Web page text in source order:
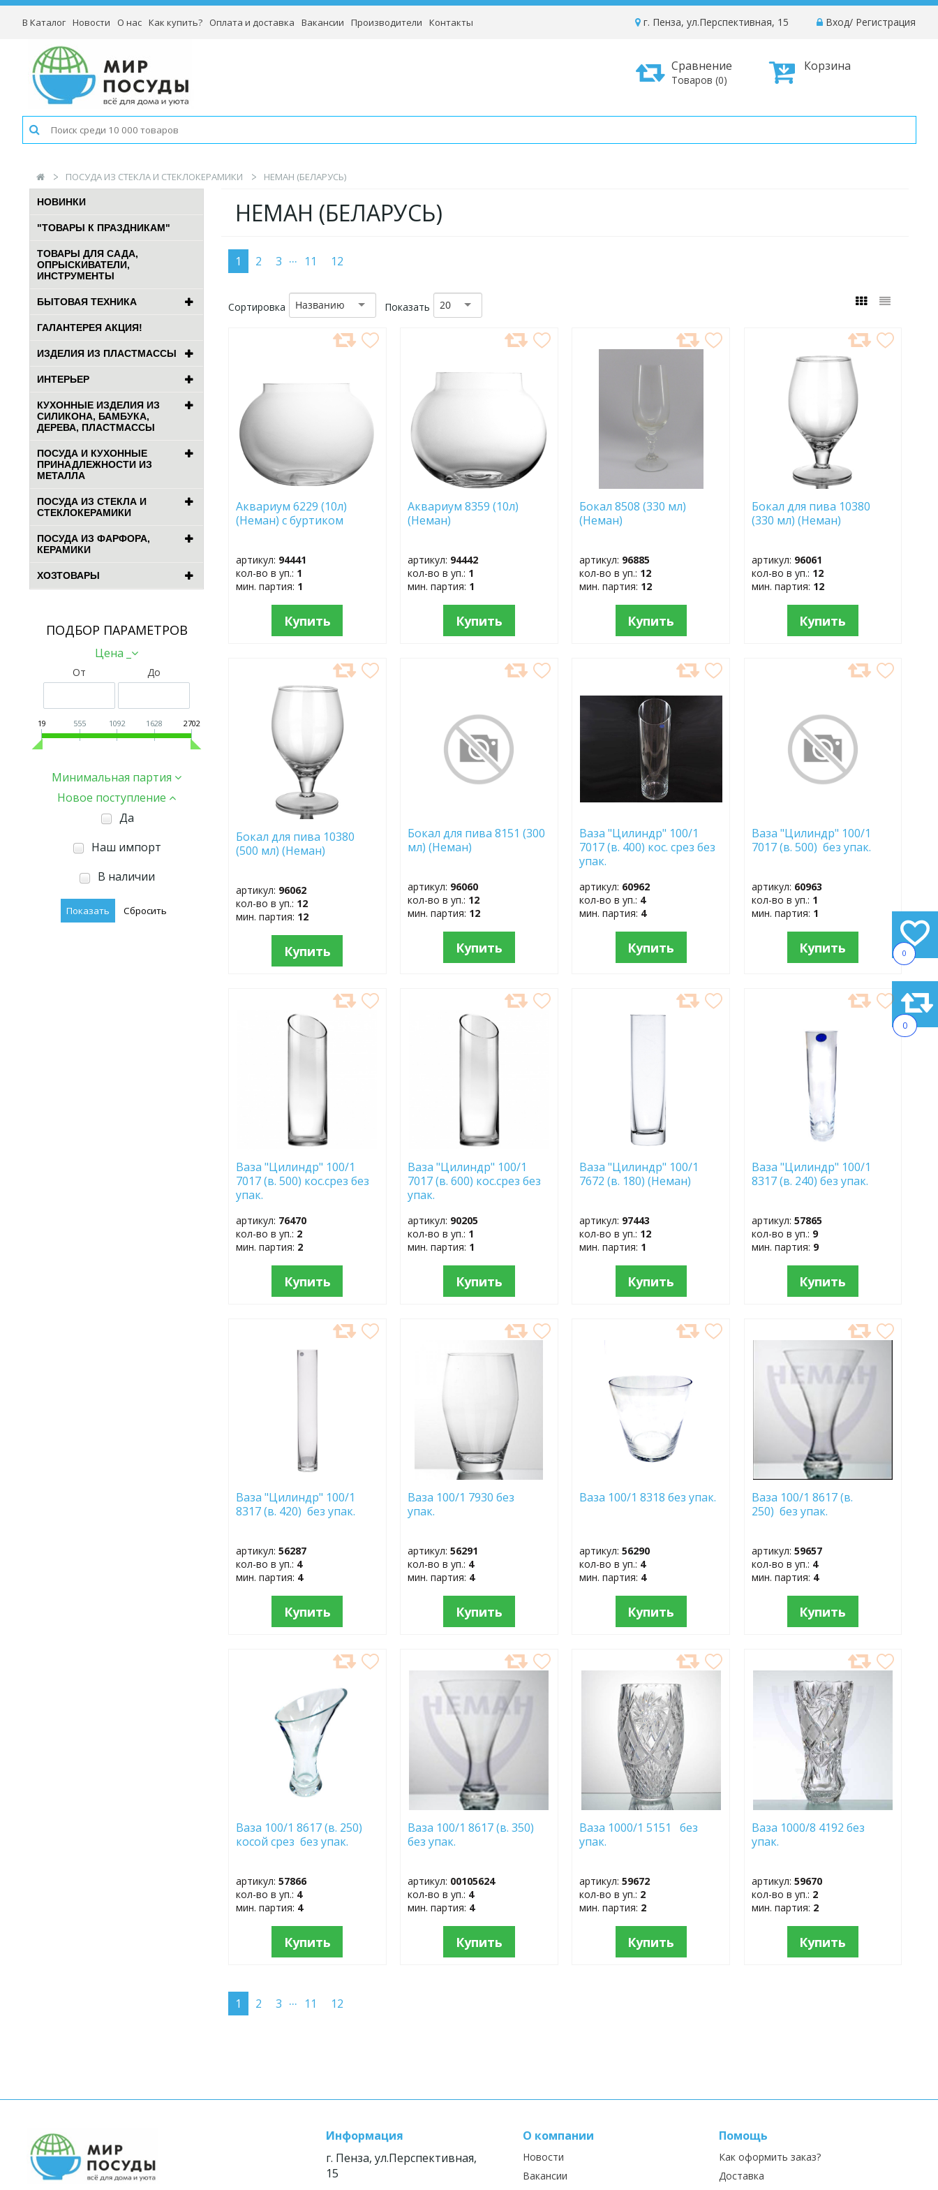
0
0
В Каталог Новости О нас Как купить? Оплата и доставка Вакансии Производители Контакты Вход/ Регистрация
г. Пенза, ул.Перспективная, 15
Корзина
Сравнение
Товаров (0)
ПОСУДА ИЗ СТЕКЛА И СТЕКЛОКЕРАМИКИ НЕМАН (БЕЛАРУСЬ)
НОВИНКИ
"ТОВАРЫ К ПРАЗДНИКАМ"
ТОВАРЫ ДЛЯ САДА,
ОПРЫСКИВАТЕЛИ,
ИНСТРУМЕНТЫ
БЫТОВАЯ ТЕХНИКА
ГАЛАНТЕРЕЯ АКЦИЯ!
ИЗДЕЛИЯ ИЗ ПЛАСТМАССЫ
ИНТЕРЬЕР
КУХОННЫЕ ИЗДЕЛИЯ ИЗ
СИЛИКОНА, БАМБУКА,
ДЕРЕВА, ПЛАСТМАССЫ
ПОСУДА И КУХОННЫЕ
ПРИНАДЛЕЖНОСТИ ИЗ
МЕТАЛЛА
ПОСУДА ИЗ СТЕКЛА И
СТЕКЛОКЕРАМИКИ
ПОСУДА ИЗ ФАРФОРА,
КЕРАМИКИ
ХОЗТОВАРЫ
ПОДБОР ПАРАМЕТРОВ
Цена _
От До
19 555 1092 1628 2702
Минимальная партия
Новое поступление
Да
Наш импорт
В наличии
НЕМАН (БЕЛАРУСЬ)
1 2 3 ... 11 12
Сортировка Названию Показать 20
Аквариум 6229 (10л)
(Неман) с буртиком
артикул: 94441
кол-во в уп.: 1
мин. партия: 1
Купить
ИЗБРАННОЕ
Аквариум 8359 (10л)
(Неман)
артикул: 94442
кол-во в уп.: 1
мин. партия: 1
Купить
ДОБАВИТЬ
ИЗБРАННОЕ
Бокал 8508 (330 мл)
(Неман)
артикул: 96885
кол-во в уп.: 12
мин. партия: 12
Купить
ИЗБРАННОЕ
Бокал для пива 10380
(330 мл) (Неман)
артикул: 96061
кол-во в уп.: 12
мин. партия: 12
Купить
ИЗБРАННОЕ
Бокал для пива 10380
(500 мл) (Неман)
артикул: 96062
кол-во в уп.: 12
мин. партия: 12
Купить
Бокал для пива 8151 (300
мл) (Неман)
артикул: 96060
кол-во в уп.: 12
мин. партия: 12
Купить
ИЗБРАННОЕ
Ваза "Цилиндр" 100/1
7017 (в. 400) кос. срез без
упак.
артикул: 60962
кол-во в уп.: 4
мин. партия: 4
Купить
Ваза "Цилиндр" 100/1
7017 (в. 500) без упак.
артикул: 60963
кол-во в уп.: 1
мин. партия: 1
Купить
ИЗБРАННОЕ
Ваза "Цилиндр" 100/1
7017 (в. 500) кос.срез без
упак.
артикул: 76470
кол-во в уп.: 2
мин. партия: 2
Купить
ИЗБРАННОЕ
Ваза "Цилиндр" 100/1
7017 (в. 600) кос.срез без
упак.
артикул: 90205
кол-во в уп.: 1
мин. партия: 1
Купить
Ваза "Цилиндр" 100/1
7672 (в. 180) (Неман)
артикул: 97443
кол-во в уп.: 12
мин. партия: 1
Купить
ИЗБРАННОЕ
Ваза "Цилиндр" 100/1
8317 (в. 240) без упак.
артикул: 57865
кол-во в уп.: 9
мин. партия: 9
Купить
Ваза "Цилиндр" 100/1
8317 (в. 420) без упак.
артикул:56287
кол-во в уп.: 4
мин. партия: 4
Купить
ИЗБРАННОЕ
Ваза 100/1 7930 без
упак.
артикул:56291
кол-во в уп.: 4
мин. партия: 4
Купить
Ваза 100/1 8318 без упак.
артикул:56290
кол-во в уп.: 4
мин. партия: 4
Купить
ДОБАВИТЬ
ИЗБРАННОЕ
Ваза 100/1 8617 (в.
250) без упак.
артикул: 59657
кол-во в уп.: 4
мин. партия: 4
Купить
ИЗБРАННОЕ
Ваза 100/1 8617 (в. 250)
косой срез без упак.
артикул:57866
кол-во в уп.: 4
мин. партия: 4
Купить
ДОБАВИТЬ
ИЗБРАННОЕ
Ваза 100/1 8617 (в. 350)
без упак.
артикул: 00105624
кол-во в уп.: 4
мин. партия: 4
Купить
ИЗБРАННОЕ
Ваза 1000/1 5151 без
упак.
артикул:59672
кол-во в уп.: 2
мин. партия: 2
Купить
ДОБАВИТЬ
ИЗБРАННОЕ
Ваза 1000/8 4192 без
упак.
артикул: 59670
кол-во в уп.: 2
мин. партия: 2
Купить
1 2 3 ... 11 12
Информация
г. Пенза, ул.Перспективная,
15
О компании
Новости
Вакансии
Помощь
Как оформить заказ?
Доставка